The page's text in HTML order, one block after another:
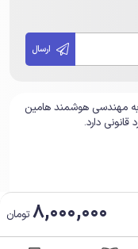
مهندسی هوشمند هامین
دارد.
8,000,000 تومان